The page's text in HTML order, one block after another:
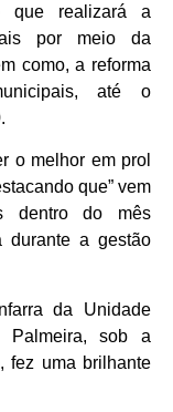
que realizará a
por meio da
como, a reforma
até o
o melhor em prol
que” vem
dentro do mês
durante a gestão
da Unidade
Palmeira, sob a
fez uma brilhante